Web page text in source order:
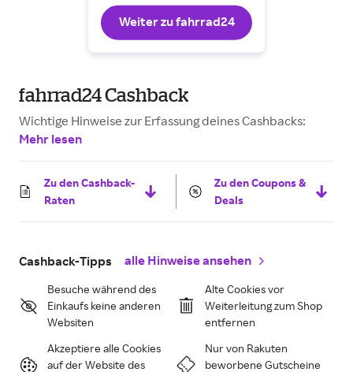
Weiter zu fahrrad24
fahrrad24 Cashback
Wichtige Hinweise zur Erfassung deines Cashbacks:
Mehr lesen
Zu den Cashback-
Raten
Zu den Coupons &
Deals
Cashback-Tipps alle Hinweise ansehen
Besuche während des
Einkaufs keine anderen
Websiten
Alte Cookies vor
Weiterleitung zum Shop
entfernen
Akzeptiere alle Cookies
auf der Website des
Nur von Rakuten
beworbene Gutscheine